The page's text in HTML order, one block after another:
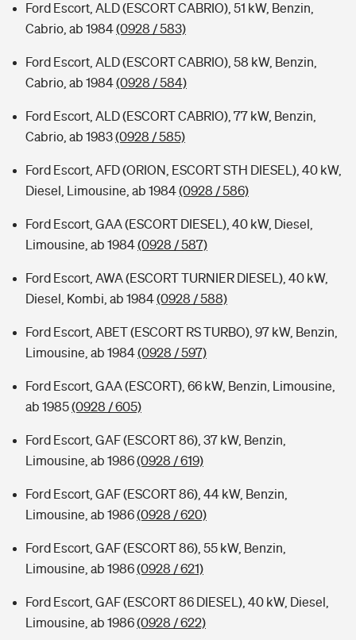
Ford Escort, ALD (ESCORT CABRIO), 51 kW, Benzin,
Cabrio, ab 1984(0928 / 583)
Ford Escort, ALD (ESCORT CABRIO), 58 kW, Benzin,
Cabrio, ab 1984(0928 / 584)
Ford Escort, ALD (ESCORT CABRIO), 77 kW, Benzin,
Cabrio, ab 1983(0928 / 585)
Ford Escort, AFD (ORION, ESCORT STH DIESEL), 40 kW,
Diesel, Limousine, ab 1984(0928 / 586)
Ford Escort, GAA (ESCORT DIESEL), 40 kW, Diesel,
Limousine, ab 1984(0928 / 587)
Ford Escort, AWA (ESCORT TURNIER DIESEL), 40 kW,
Diesel, Kombi, ab 1984(0928 / 588)
Ford Escort, ABET (ESCORT RS TURBO), 97 kW, Benzin,
Limousine, ab 1984(0928 / 597)
Ford Escort, GAA (ESCORT), 66 kW, Benzin, Limousine,
ab 1985(0928 / 605)
Ford Escort, GAF (ESCORT 86), 37 kW, Benzin,
Limousine, ab 1986(0928 / 619)
Ford Escort, GAF (ESCORT 86), 44 kW, Benzin,
Limousine, ab 1986(0928 / 620)
Ford Escort, GAF (ESCORT 86), 55 kW, Benzin,
Limousine, ab 1986(0928 / 621)
Ford Escort, GAF (ESCORT 86 DIESEL), 40 kW, Diesel,
Limousine, ab 1986(0928 / 622)